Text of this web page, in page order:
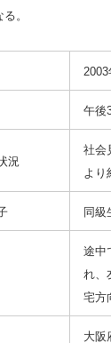
。
2003
午後
況
社会
より
同級
途中
れ、
宅方
大阪